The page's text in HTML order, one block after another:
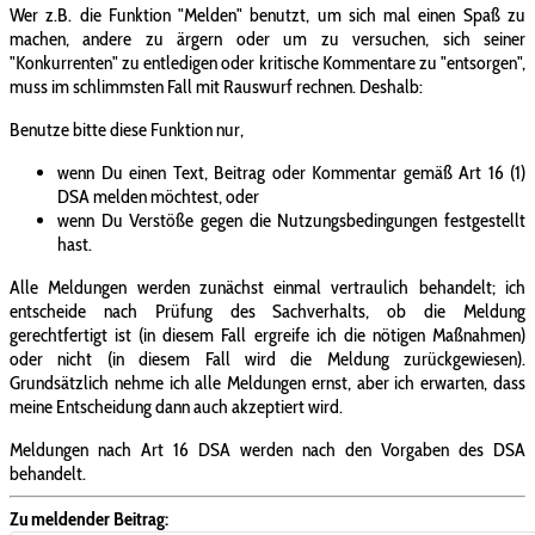
Wer z.B. die Funktion "Melden" benutzt, um sich mal einen Spaß zu
machen, andere zu ärgern oder um zu versuchen, sich seiner
"Konkurrenten" zu entledigen oder kritische Kommentare zu "entsorgen",
muss im schlimmsten Fall mit Rauswurf rechnen. Deshalb:
Benutze bitte diese Funktion nur,
wenn Du einen Text, Beitrag oder Kommentar gemäß Art 16 (1)
DSA melden möchtest, oder
wenn Du Verstöße gegen die Nutzungsbedingungen festgestellt
hast.
Alle Meldungen werden zunächst einmal vertraulich behandelt; ich
entscheide nach Prüfung des Sachverhalts, ob die Meldung
gerechtfertigt ist (in diesem Fall ergreife ich die nötigen Maßnahmen)
oder nicht (in diesem Fall wird die Meldung zurückgewiesen).
Grundsätzlich nehme ich alle Meldungen ernst, aber ich erwarten, dass
meine Entscheidung dann auch akzeptiert wird.
Meldungen nach Art 16 DSA werden nach den Vorgaben des DSA
behandelt.
Zu meldender Beitrag: